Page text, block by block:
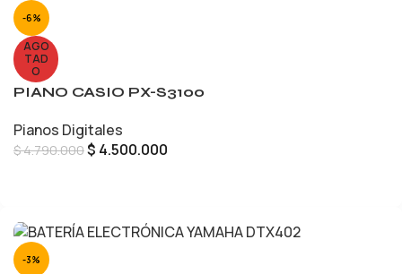
-6%
AGO
TAD
O
PIANO CASIO PX-S3100
Pianos Digitales
$4.790.000$ 4.500.000
-3%